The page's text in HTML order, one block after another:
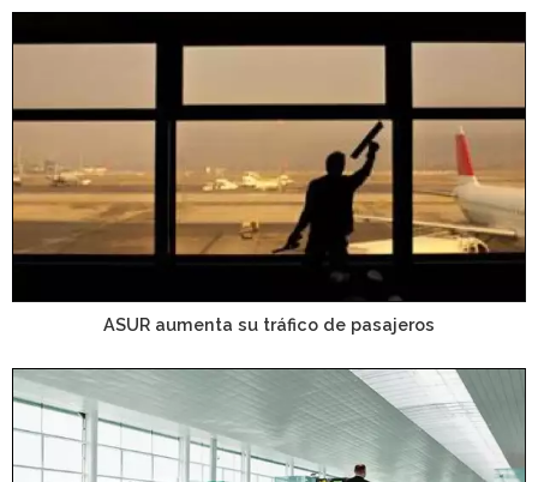
ASUR aumenta su tráfico de pasajeros